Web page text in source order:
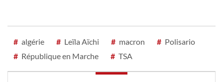
# algérie # Leïla Aïchi # macron # Polisario
# République en Marche # TSA